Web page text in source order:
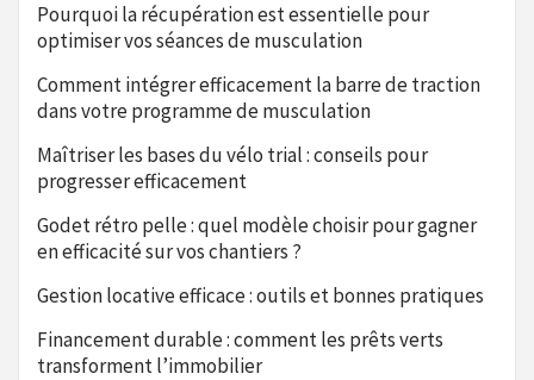
Pourquoi la récupération est essentielle pour
optimiser vos séances de musculation
Comment intégrer efficacement la barre de traction
dans votre programme de musculation
Maîtriser les bases du vélo trial : conseils pour
progresser efficacement
Godet rétro pelle : quel modèle choisir pour gagner
en efficacité sur vos chantiers ?
Gestion locative efficace : outils et bonnes pratiques
Financement durable : comment les prêts verts
transforment l’immobilier